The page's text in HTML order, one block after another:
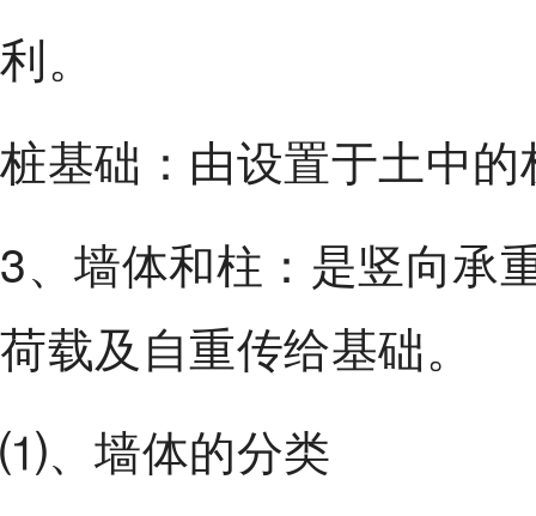
利。
桩基础：由设置于土中
3、墙体和柱：是竖向承
荷载及自重传给基础。
⑴、墙体的分类